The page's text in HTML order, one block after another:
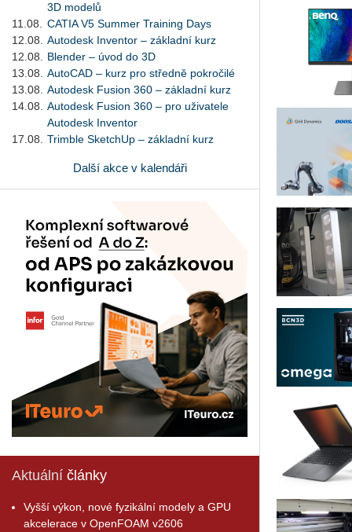
3D modelů
11.08.
CATIA V5 Summer Training Days
12.08.
Autodesk Inventor – základní kurz
12.08.
Blender – úvod do 3D
13.08.
AutoCAD – kurz pro středně pokročilé
13.08.
Autodesk Fusion 360 – základní kurz
14.08.
Autodesk Fusion 360 – pro uživatele
Autodesk Inventor
17.08.
Trimble SketchUp – základní kurz
Další akce v kalendáři
Aktuální články
Vyšší výkon, nové fyzikální modely a GPU
akcelerace v OpenFOAM v2606